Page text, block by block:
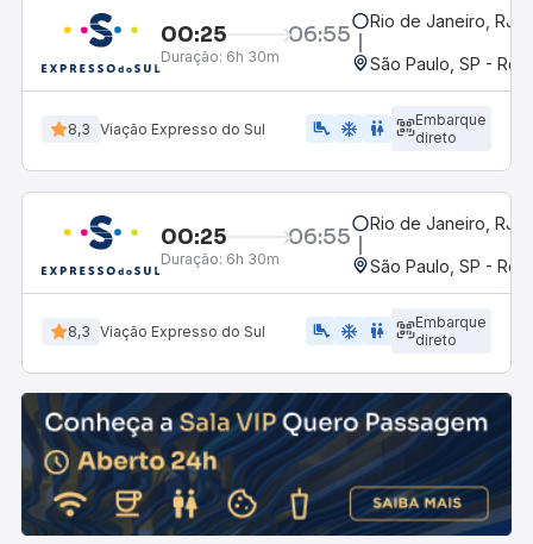
00:25 06:55
Duração: 6h 30m
Rio de Janeiro, RJ -
São Paulo, SP -
8,3 Viação Expresso do Sul airline_seat_legroom_extra ac_unit WC
Embarque
direto
00:25 06:55
Duração: 6h 30m
Rio de Janeiro, RJ -
São Paulo, SP -
8,3 Viação Expresso do Sul airline_seat_legroom_extra ac_unit wc
Embarque
direto